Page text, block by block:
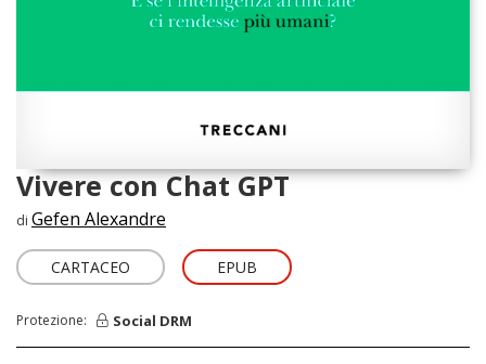
Vivere con Chat GPT
di Gefen Alexandre
CARTACEO EPUB
Protezione: Social DRM